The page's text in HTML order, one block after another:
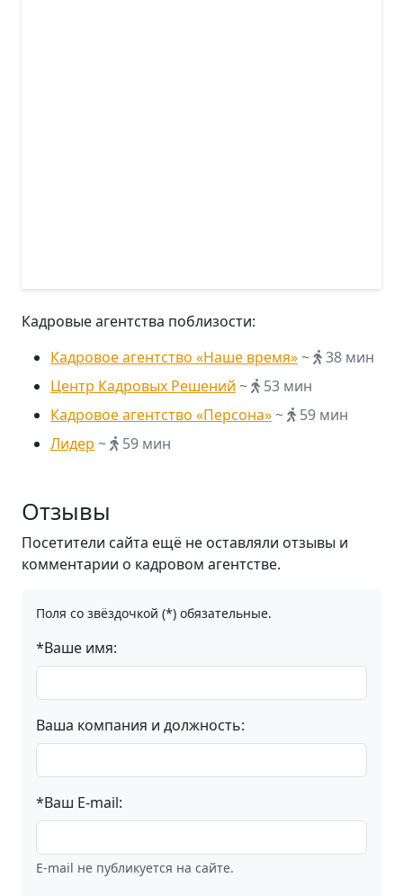
Кадровые агентства поблизости:
Кадровое агентство «Наше время»~
38 мин
Центр Кадровых Решений ~
53 мин
Кадровое агентство «Персона»~
59 мин
Лидер ~ 59 мин
Отзывы
Посетители сайта ещё не оставляли отзывы и
комментарии о кадровом агентстве.
Поля со звёздочкой (*) обязательные.
*Ваше имя:
Ваша компания и должность:
*Ваш E-mail:
E-mail не публикуется на сайте.